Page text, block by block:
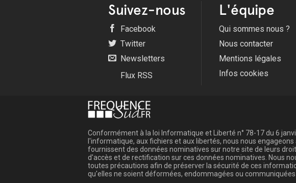
Suivez-nous
Facebook
Twitter
Newsletters
Flux RSS
L'équipe
Qui sommes nous ?
Nous contacter
Mentions légales
Infos cookies
Conformément à la loi Informatique et Liberté n° 78-17 du 6
l'informatique, aux fichiers et aux libertés, nous nous
fournissent des données nominatives sur notre site de leurs
d'accès et de rectification sur ces données nominatives. Nous
toutes précautions afin de préserver la sécurité de ces
qu'elles ne soient déformées, endommagées ou communiquées